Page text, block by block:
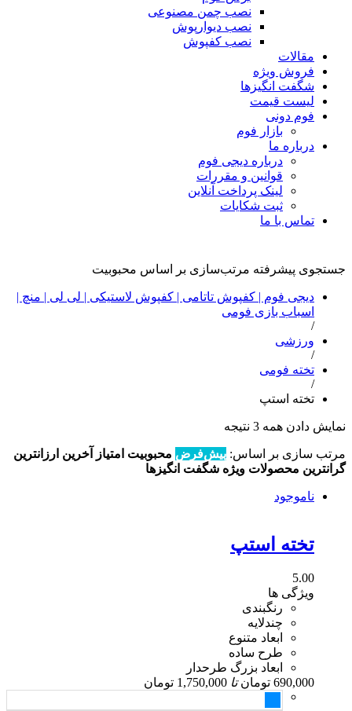
نصب چمن مصنوعی
نصب دیوارپوش
نصب کفپوش
مقالات
فروش ویژه
شگفت انگیزها
لیست قیمت
فوم دونی
بازار فوم
درباره ما
درباره دیجی فوم
قوانین و مقررات
لینک پرداخت آنلاین
ثبت شکایات
تماس با ما
تخته استپ
جستجوی پیشرفته مرتب‌سازی بر اساس محبوبیت
دیجی فوم | کفپوش تاتامی | کفپوش لاستیکی | لی لی | منچ |
اسباب بازی فومی
/
ورزشی
/
تخته فومی
/
تخته استپ
نمایش دادن همه 3 نتیجه
مرتب سازی بر اساس: پیش‌فرض محبوبیت امتیاز آخرین ارزانترین
گرانترین محصولات ویژه شگفت انگیزها
ناموجود
تخته استپ
5.00
ویژگی ها
رنگبندی
چندلایه
ابعاد متنوع
طرح ساده
ابعاد بزرگ طرحدار
690,000 تومان تا 1,750,000 تومان